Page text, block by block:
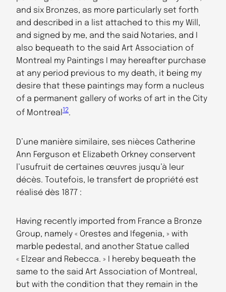
and six Bronzes, as more particularly set forth
and described in a list attached to this my Will,
and signed by me, and the said Notaries, and I
also bequeath to the said Art Association of
Montreal my Paintings I may hereafter purchase
at any period previous to my death, it being my
desire that these paintings may form a nucleus
of a permanent gallery of works of art in the City
of Montreal 12.
D’une manière similaire, ses nièces Catherine
Ann Ferguson et Elizabeth Orkney conservent
l’usufruit de certaines œuvres jusqu’à leur
décès. Toutefois, le transfert de propriété est
réalisé dès 1877 :
Having recently imported from France a Bronze
Group, namely « Orestes and Ifegenia, » with
marble pedestal, and another Statue called
« Elzear and Rebecca. » I hereby bequeath the
same to the said Art Association of Montreal,
but with the condition that they remain in the